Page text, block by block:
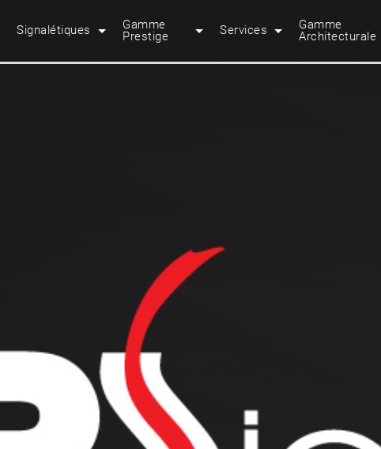
Signalétiques
Gamme
Prestige
Services
Gamme
Architecturale